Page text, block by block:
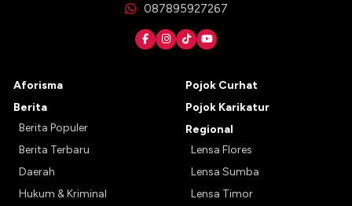
087895927267
Aforisma
Berita
Berita Populer
Berita Terbaru
Daerah
Hukum & Kriminal
Pojok Curhat
Pojok Karikatur
Regional
Lensa Flores
Lensa Sumba
Lensa Timor